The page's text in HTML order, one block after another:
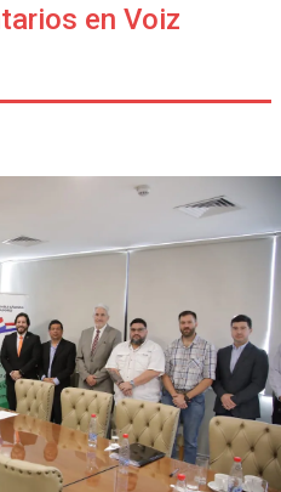
en Voiz